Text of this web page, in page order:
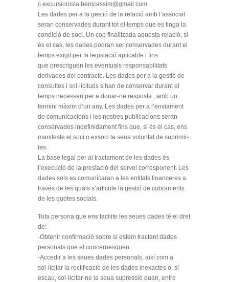
c.excursionista.benicassim@gmail.com
Les dades per a la gestió de la relació amb l’associat
seran conservades durant tot el temps que es tinga la
condició de soci. Un cop finalitzada aquesta relació, si
és el cas, les dades podran ser conservades durant el
temps exigit per la legislació aplicable i fins
que prescriguen les eventuals responsabilitats
derivades del contracte. Les dades per a la gestió de
consultes i sol·licituds s’han de conservar durant el
temps necessari per a donar-ne resposta , amb un
termini màxim d’un any. Les dades per a l’enviament
de comunicacions i les nostres publicacions seran
conservades indefinidament fins que, si és el cas, ens
manifeste el soci o exsoci la seua voluntat de suprimir-
les.
La base legal per al tractament de les dades és
l’execució de la prestació del servei corresponent. Les
dades sols es comunicaran a les entitats financeres a
través de les quals s’articule la gestió de cobraments
de les quotes socials.
Tota persona que ens facilite les seues dades té el dret
de:
-Obtenir confirmació sobre si estem tractant dades
personals que el concernesquen.
-Accedir a les seues dades personals, així com a
sol·licitar la rectificació de les dades inexactes o, si
escau, sol·licitar-ne la seua supressió quan, entre